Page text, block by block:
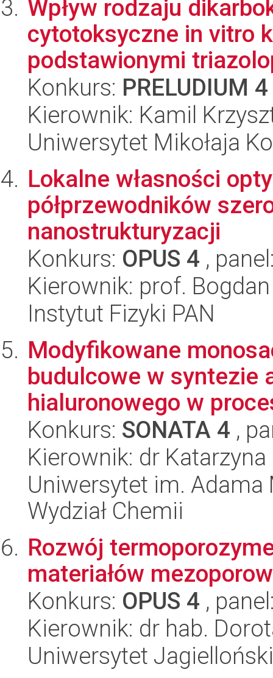
Wpływ rodzaju
cytotoksyczne in vitro
podstawionymi
Konkurs: PRELUDIUM 4
Kierownik: Kamil
Uniwersytet Mikołaja
Lokalne własności
półprzewodników
nanostrukturyzacji
Konkurs: OPUS 4 ,
Kierownik: prof.
Instytut Fizyki PAN
Modyfikowane
budulcowe w syntezie
hialuronowego w
Konkurs: SONATA 4 ,
Kierownik: dr
Uniwersytet im.
Wydział Chemii
Rozwój
materiałów
Konkurs: OPUS 4 ,
Kierownik: dr hab.
Uniwersytet